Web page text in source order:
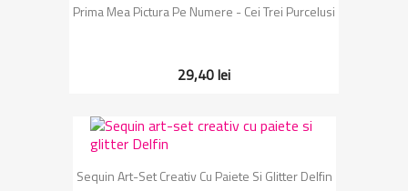
Prima Mea Pictura Pe Numere - Cei Trei Purcelusi
29,40 lei
Sequin Art-Set Creativ Cu Paiete Si Glitter Delfin